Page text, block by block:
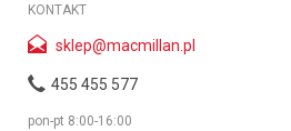
KONTAKT
sklep@macmillan.pl
455 455 577
pon-pt 8:00-16:00